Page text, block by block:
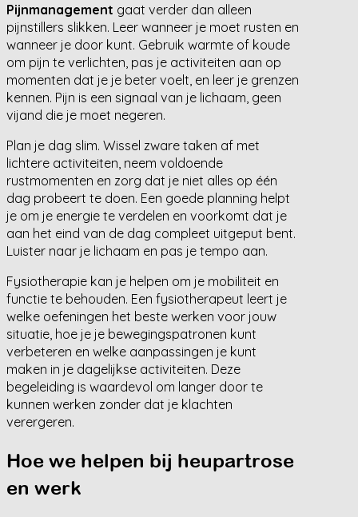
Pijnmanagement gaat verder dan alleen
pijnstillers slikken. Leer wanneer je moet rusten en
wanneer je door kunt. Gebruik warmte of koude
om pijn te verlichten, pas je activiteiten aan op
momenten dat je je beter voelt, en leer je grenzen
kennen. Pijn is een signaal van je lichaam, geen
vijand die je moet negeren.
Plan je dag slim. Wissel zware taken af met
lichtere activiteiten, neem voldoende
rustmomenten en zorg dat je niet alles op één
dag probeert te doen. Een goede planning helpt
je om je energie te verdelen en voorkomt dat je
aan het eind van de dag compleet uitgeput bent.
Luister naar je lichaam en pas je tempo aan.
Fysiotherapie kan je helpen om je mobiliteit en
functie te behouden. Een fysiotherapeut leert je
welke oefeningen het beste werken voor jouw
situatie, hoe je je bewegingspatronen kunt
verbeteren en welke aanpassingen je kunt
maken in je dagelijkse activiteiten. Deze
begeleiding is waardevol om langer door te
kunnen werken zonder dat je klachten
verergeren.
Hoe we helpen bij heupartrose
en werk